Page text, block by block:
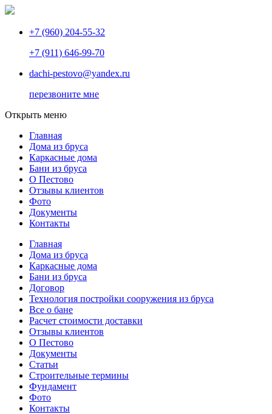
+7 (960) 204-55-32
+7 (911) 646-99-70
dachi-pestovo@yandex.ru
перезвоните мне
Открыть меню
Главная
Дома из бруса
Каркасные дома
Бани из бруса
О Пестово
Отзывы клиентов
Фото
Документы
Контакты
Главная
Дома из бруса
Каркасные дома
Бани из бруса
Договор
Технология постройки сооружения из бруса
Все о бане
Расчет стоимости доставки
Отзывы клиентов
О Пестово
Документы
Статьи
Строительные термины
Фундамент
Фото
Контакты